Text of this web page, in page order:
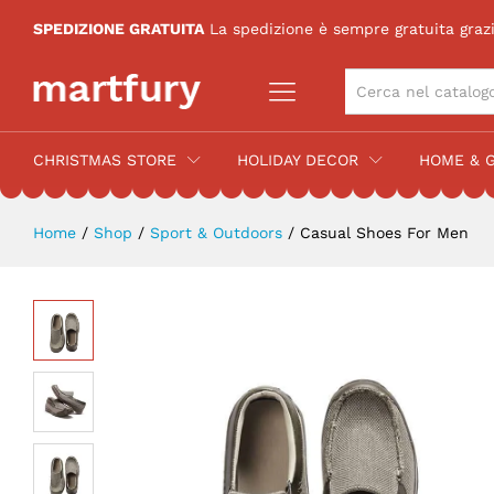
SPEDIZIONE GRATUITA La spedizione è sempre gratuita
ALL CATEGORIES
CHRISTMAS STORE HOLIDAY DECOR HOME &
Home / Shop / Sport & Outdoors / Casual Shoes For Men
Description Recensioni (0)